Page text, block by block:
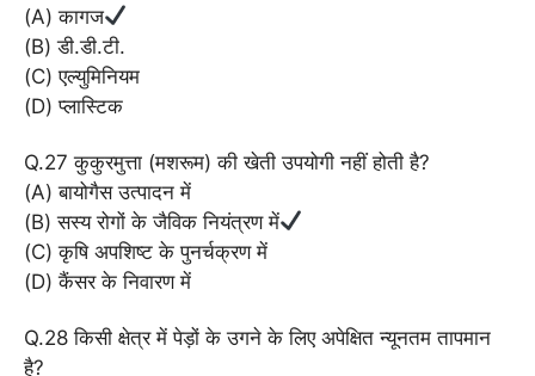
(A) कागज
(B) डी.डी.टी.
(C) एल्युमिनियम
(D) प्लास्टिक
Q.27 कुकुरमुत्ता (मशरूम) की खेती उपयोगी नहीं होती है?
(A) बायोगैस उत्पादन में
(B) सस्य रोगों के जैविक नियंत्रण में
(C) कृषि अपशिष्ट के पुनर्चक्रण में
(D) कैंसर के निवारण में
Q.28 किसी क्षेत्र में पेड़ों के उगने के लिए अपेक्षित न्यूनतम तापमान
है?